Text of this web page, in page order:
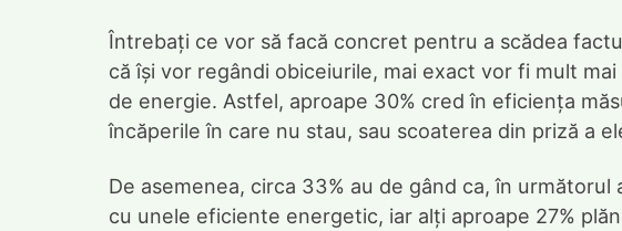
Întrebați ce vor să facă concret pentru a scădea
că își vor regândi obiceiurile, mai exact vor fi mult
de energie. Astfel, aproape 30% cred în eficiența
încăperile în care nu stau, sau scoaterea din priză a
De asemenea, circa 33% au de gând ca, în
cu unele eficiente energetic, iar alți aproape 27%